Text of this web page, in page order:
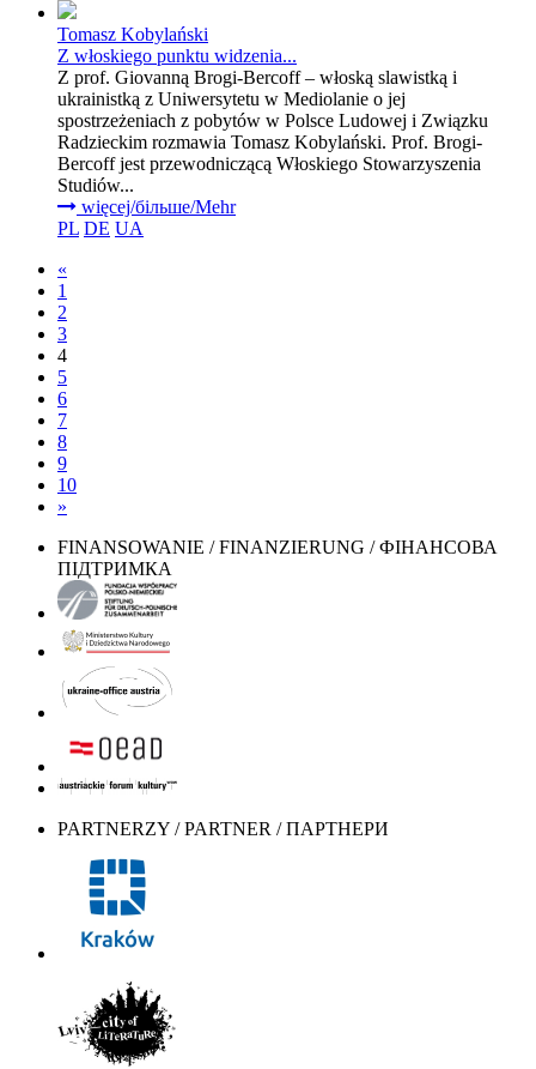
Tomasz Kobylański
Z włoskiego punktu widzenia...
Z prof. Giovanną Brogi-Bercoff – włoską slawistką i
ukrainistką z Uniwersytetu w Mediolanie o jej
spostrzeżeniach z pobytów w Polsce Ludowej i Związku
Radzieckim rozmawia Tomasz Kobylański. Prof. Brogi-
Bercoff jest przewodniczącą Włoskiego Stowarzyszenia
Studiów...
więcej/більше/Mehr
PL DE UA
«
1
2
3
4
5
6
7
8
9
10
»
FINANSOWANIE / FINANZIERUNG / ФІНАНСОВА
ПІДТРИМКА
PARTNERZY / PARTNER / ПАРТНЕРИ